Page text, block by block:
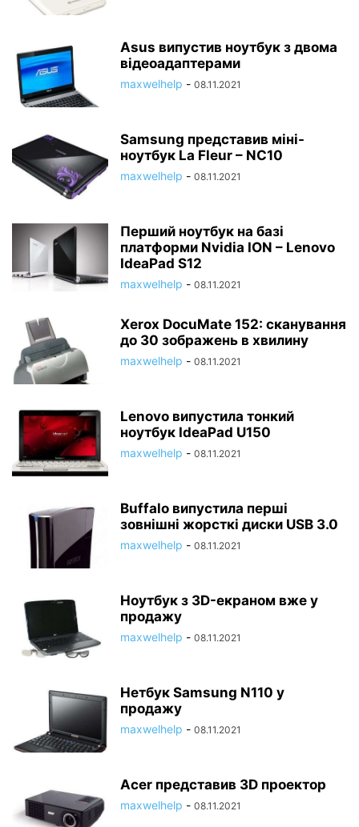
Asus випустив ноутбук з двома
відеоадаптерами
maxwelhelp - 08.11.2021
Samsung представив міні-
ноутбук La Fleur – NC10
maxwelhelp - 08.11.2021
Перший ноутбук на базі
платформи Nvidia ION – Lenovo
IdeaPad S12
maxwelhelp - 08.11.2021
Xerox DocuMate 152: сканування
до 30 зображень в хвилину
maxwelhelp - 08.11.2021
Lenovo випустила тонкий
ноутбук IdeaPad U150
maxwelhelp - 08.11.2021
Buffalo випустила перші
зовнішні жорсткі диски USB 3.0
maxwelhelp - 08.11.2021
Ноутбук з 3D-екраном вже у
продажу
maxwelhelp - 08.11.2021
Нетбук Samsung N110 у
продажу
maxwelhelp - 08.11.2021
Acer представив 3D проектор
maxwelhelp - 08.11.2021